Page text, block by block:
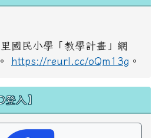
國民小學「教學計畫」網
https://reurl.cc/oQm13g 。